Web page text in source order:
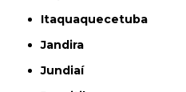
Itaquaquecetuba
Jandira
Jundiaí